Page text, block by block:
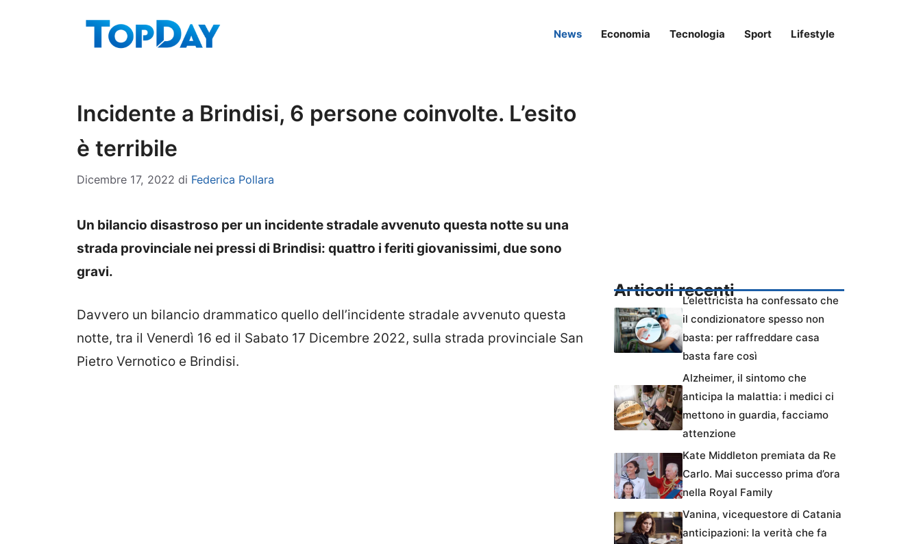
News Economia Tecnologia Sport Lifestyle
Incidente a Brindisi, 6 persone coinvolte. L’esito
è terribile
Dicembre 17, 2022 di Federica Pollara
Un bilancio disastroso per un incidente stradale avvenuto questa notte su una
strada provinciale nei pressi di Brindisi: quattro i feriti giovanissimi, due sono
gravi.
Davvero un bilancio drammatico quello dell’incidente stradale avvenuto questa
notte, tra il Venerdì 16 ed il Sabato 17 Dicembre 2022, sulla strada provinciale San
Pietro Vernotico e Brindisi.
Articoli recenti
L’elettricista ha confessato che
il condizionatore spesso non
basta: per raffreddare casa
basta fare così
Alzheimer, il sintomo che
anticipa la malattia: i medici ci
mettono in guardia, facciamo
attenzione
Kate Middleton premiata da Re
Carlo. Mai successo prima d’ora
nella Royal Family
Vanina, vicequestore di Catania
anticipazioni: la verità che fa